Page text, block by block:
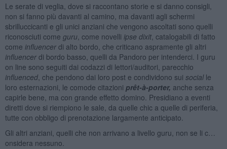
Le serate di veglia, dove si raccontano storie e si danno consigli,
non si fanno più davanti al camino, ma davanti agli schermi
sbrilluccicanti e gli unici anziani che vengono ascoltati sono quelli
riconosciuti come guru, come novelli ipse dixit, catalogabili di fatto
come influencerdi alto bordo, che criticano aspramente gli altri
influencerdi bordo basso, quelli da Pandoro per intenderci. I guru
on line sono seguiti dai codazzi di lettori/auditori, parecchio
influenced, che pendono dai loro post e condividono sui socialle
loro esternazioni, le comode citazioni prêt-à-porter, anche senza
capirle bene, ma con grande effetto domino. Presidiano a eventi
diretti dove si riempiono le sale, da quelle chic a quelle di periferia,
tutte con obbligo di prenotazione largamente anticipato.
Gli altri anziani, quelli che non arrivano a livello guru, non se li c…
onsidera nessuno.